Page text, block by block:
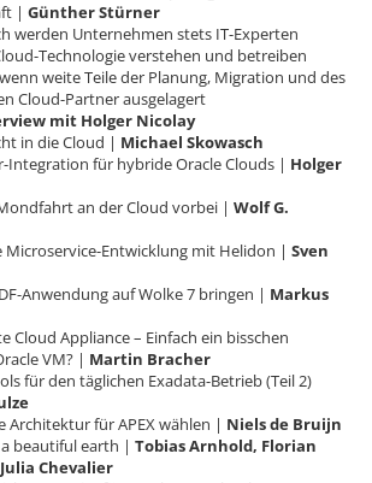
| Günther Stürner
werden Unternehmen stets IT-Experten
Technologie verstehen und betreiben
weite Teile der Planung, Migration und des
Cloud-Partner ausgelagert
mit Holger Nicolay
in die Cloud | Michael Skowasch
für hybride Oracle Clouds | Holger
an der Cloud vorbei | Wolf G.
Microservice-Entwicklung mit Helidon | Sven
Anwendung auf Wolke 7 bringen | Markus
Cloud Appliance – Einfach ein bisschen
VM? | Martin Bracher
für den täglichen Exadata-Betrieb (Teil 2)
Architektur für APEX wählen | Niels de Bruijn
beautiful earth | Tobias Arnhold, Florian
Chevalier